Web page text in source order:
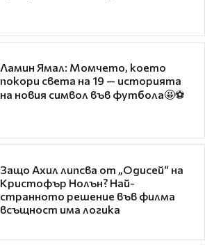
Ламин Ямал: Момчето, което
покори света на 19 — историята
на новия символ във футбола🤩⚽
Защо Ахил липсва от „Одисей“ на
Кристофър Нолън? Най-
странното решение във филма
всъщност има логика